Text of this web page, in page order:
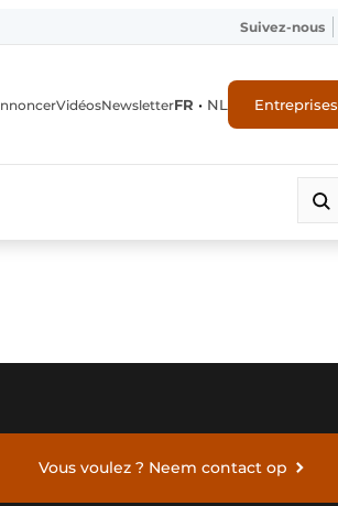
Suivez-nous
VidéosNewsletterFR • NL Entreprises
Vous voulez ? Neem contact op